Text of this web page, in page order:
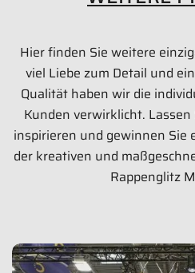
Hier finden Sie weitere
viel Liebe zum Detail und
Qualität haben wir die
Kunden verwirklicht.
inspirieren und gewinnen Sie
der kreativen und
Rappenglitz